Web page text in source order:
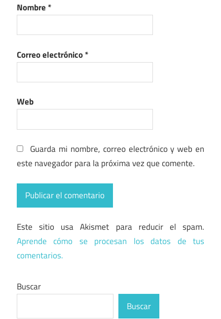
Nombre *
Correo electrónico*
Web
Guarda mi nombre, correo electrónico y web en
este navegador para la próxima vez que comente.
Este sitio usa Akismet para reducir el spam.
Aprende cómo se procesan los datos de tus
comentarios.
Buscar
Buscar